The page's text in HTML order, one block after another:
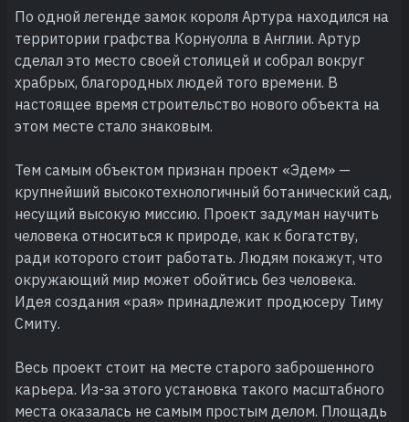
По одной легенде замок короля Артура находился на
территории графства Корнуолла в Англии. Артур
сделал это место своей столицей и собрал вокруг
храбрых, благородных людей того времени. В
настоящее время строительство нового объекта на
этом месте стало знаковым.
Тем самым объектом признан проект «Эдем» —
крупнейший высокотехнологичный ботанический сад,
несущий высокую миссию. Проект задуман научить
человека относиться к природе, как к богатству,
ради которого стоит работать. Людям покажут, что
окружающий мир может обойтись без человека.
Идея создания «рая» принадлежит продюсеру Тиму
Смиту.
Весь проект стоит на месте старого заброшенного
карьера. Из-за этого установка такого масштабного
места оказалась не самым простым делом. Площадь